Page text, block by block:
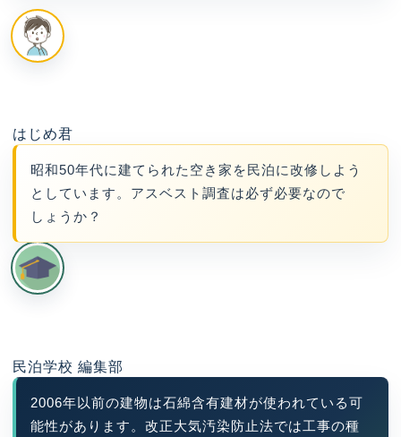
はじめ君
昭和50年代に建てられた空き家を民泊に改修しよう
としています。アスベスト調査は必ず必要なので
しょうか？
民泊学校 編集部
2006年以前の建物は石綿含有建材が使われている可
能性があります。改正大気汚染防止法では工事の種